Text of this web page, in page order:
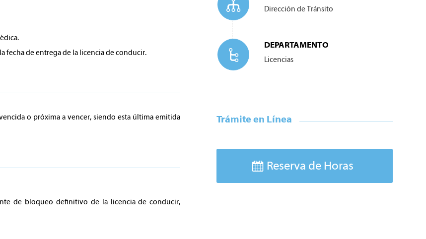
fecha de entrega de la licencia de conducir.
o próxima a vencer, siendo esta última emitida
de bloqueo definitivo de la licencia de conducir,
Dirección deTránsito
DEPARTAMENTO
Licencias
Trámite en Línea
Reserva de Horas